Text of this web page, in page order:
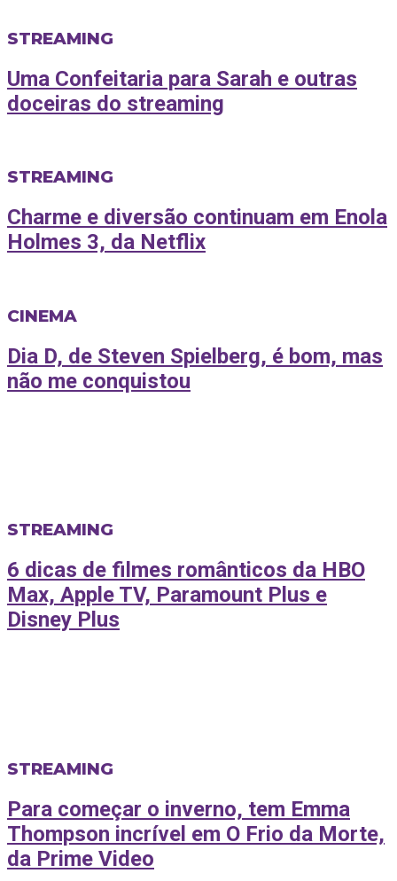
STREAMING
Uma Confeitaria para Sarah e outras
doceiras do streaming
STREAMING
Charme e diversão continuam em Enola
Holmes 3, da Netflix
CINEMA
Dia D, de Steven Spielberg, é bom, mas
não me conquistou
STREAMING
6 dicas de filmes românticos da HBO
Max, Apple TV, Paramount Plus e
Disney Plus
STREAMING
Para começar o inverno, tem Emma
Thompson incrível em O Frio da Morte,
da Prime Video